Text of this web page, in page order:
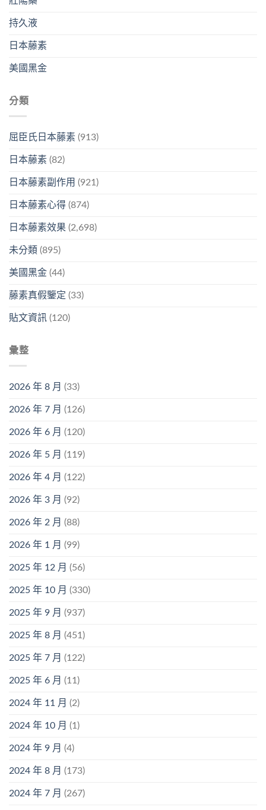
持久液
日本藤素
美國黑金
分類
屈臣氏日本藤素 (913)
日本藤素 (82)
日本藤素副作用 (921)
日本藤素心得 (874)
日本藤素效果 (2,698)
未分類 (895)
美國黑金 (44)
藤素真假鑒定 (33)
貼文資訊 (120)
彙整
2026 年 8 月 (33)
2026 年 7 月 (126)
2026 年 6 月 (120)
2026 年 5 月 (119)
2026 年 4 月 (122)
2026 年 3 月 (92)
2026 年 2 月 (88)
2026 年 1 月 (99)
2025 年 12 月 (56)
2025 年 10 月 (330)
2025 年 9 月 (937)
2025 年 8 月 (451)
2025 年 7 月 (122)
2025 年 6 月 (11)
2024 年 11 月 (2)
2024 年 10 月 (1)
2024 年 9 月 (4)
2024 年 8 月 (173)
2024 年 7 月 (267)